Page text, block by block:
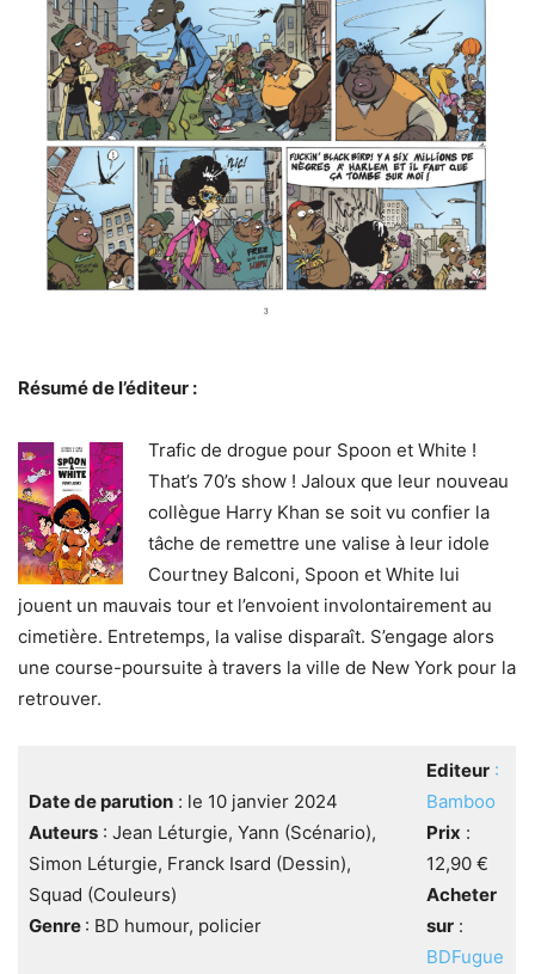
Résumé de l’éditeur :
Trafic de drogue pour Spoon et White !
That’s 70’s show ! Jaloux que leur nouveau
collègue Harry Khan se soit vu confier la
tâche de remettre une valise à leur idole
Courtney Balconi, Spoon et White lui
jouent un mauvais tour et l’envoient involontairement au
cimetière. Entretemps, la valise disparaît. S’engage alors
une course-poursuite à travers la ville de New York pour la
retrouver.
Date de parution: le 10 janvier 2024
Auteurs: Jean Léturgie, Yann (Scénario),
Simon Léturgie, Franck Isard (Dessin),
Squad (Couleurs)
Genre : BD humour, policier
Editeur :
Bamboo
Prix :
12,90 €
Acheter
sur:
BDFugue